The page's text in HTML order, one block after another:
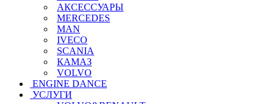
АКСЕССУАРЫ
MERCEDES
MAN
IVECO
SCANIA
КАМАЗ
VOLVO
ENGINE DANCE
УСЛУГИ